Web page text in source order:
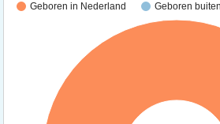
Geboren in Nederland Geboren